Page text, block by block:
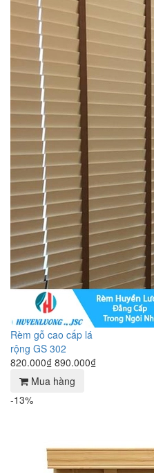
Rèm gỗ cao cấp lá
rộng GS 302
820.000₫ 890.000₫
Mua hàng
-13%